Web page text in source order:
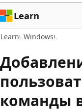
Learn
Learn Windows
команды